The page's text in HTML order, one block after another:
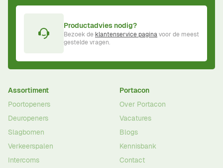
Productadvies nodig?
Bezoek de klantenservice paginavoor de meest
gestelde vragen.
Assortiment
Poortopeners
Deuropeners
Slagbomen
Verkeerspalen
Intercoms
Portacon
Over Portacon
Vacatures
Blogs
Kennisbank
Contact